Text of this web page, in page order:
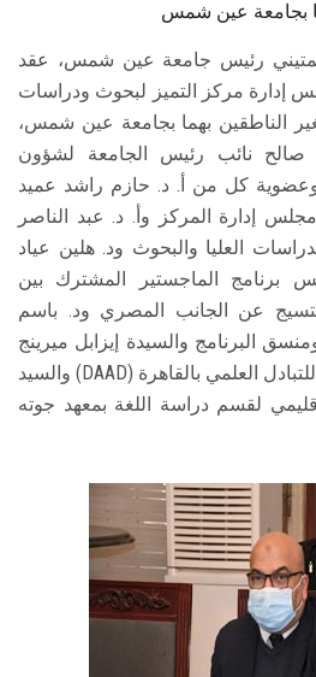
بجامعة عين شمس
رئيس جامعة عين شمس، عقد
إدارة مركز التميز لبحوث ودراسات
لغير الناطقين بهما بجامعة عين شمس،
صالح نائب رئيس الجامعة لشؤون
وعضوية كل من أ. د. حازم راشد عميد
إدارة المركز وأ. د. عبد الناصر
العليا والبحوث ود. هلين عياد
برنامج الماجستير المشترك بين
عن الجانب المصري ود. باسم
البرنامج والسيدة إيزابل ميرينج
مدير مكتب الهيئة الألمانية للتبادل العلمي بالقاهرة (DAAD) والسيد
لقسم دراسة اللغة بمعهد جوته